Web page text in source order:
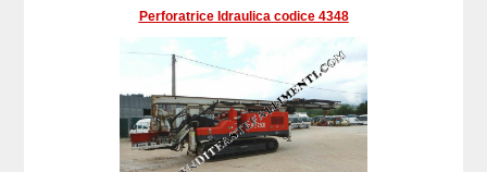
Perforatrice Idraulica codice 4348